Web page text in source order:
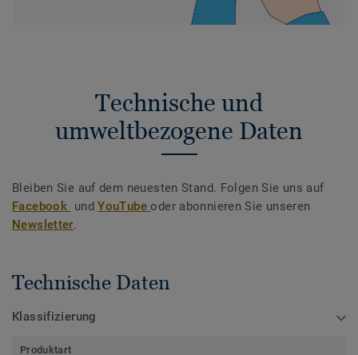
Technische und
umweltbezogene Daten
Bleiben Sie auf dem neuesten Stand. Folgen Sie uns auf
Facebook undYouTubeoder abonnieren Sie unseren
Newsletter.
Technische Daten
Klassifizierung
Produktart